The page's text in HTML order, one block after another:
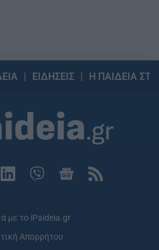
ΕΙΔΗΣΕΙΣ Η ΠΑΙΔΕΙΑ
με το iPaideia.gr
Απορρήτου